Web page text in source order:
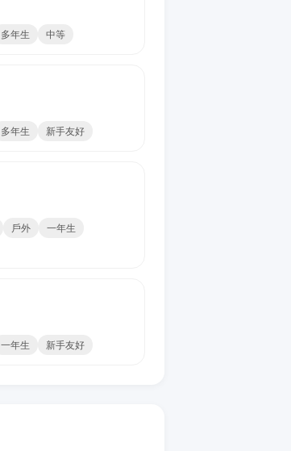
多年生 中等
多年生 新手友好
戶外
一年生
一年生 新手友好